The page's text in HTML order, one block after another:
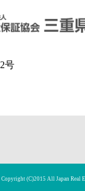
号
Copyright (C)2015 All Japan Real